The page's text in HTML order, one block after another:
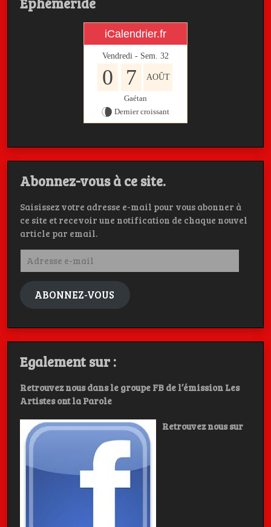
iCalendrier.fr
Vendredi - Sem. 32
0 7 AOÛT
Gaétan
Dernier croissant
Abonnez-vous à ce site.
Saisissez votre adresse e-mail pour vous abonner à
ce site et recevoir une notification de chaque nouvel
article par email.
Adresse
mail
ABONNEZ-VOUS
Egalement sur :
Retrouvez nous dans le groupe FB de l’émission Les
Artistes ont la Parole
Retrouvez nous sur